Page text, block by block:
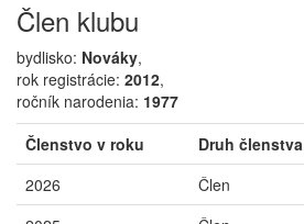
Člen klubu
bydlisko: Nováky,
rok registrácie: 2012,
ročník narodenia: 1977
Členstvo v roku
Druh členstva
2026
Člen